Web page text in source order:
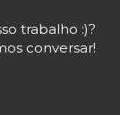
trabalho :)?
conversar!